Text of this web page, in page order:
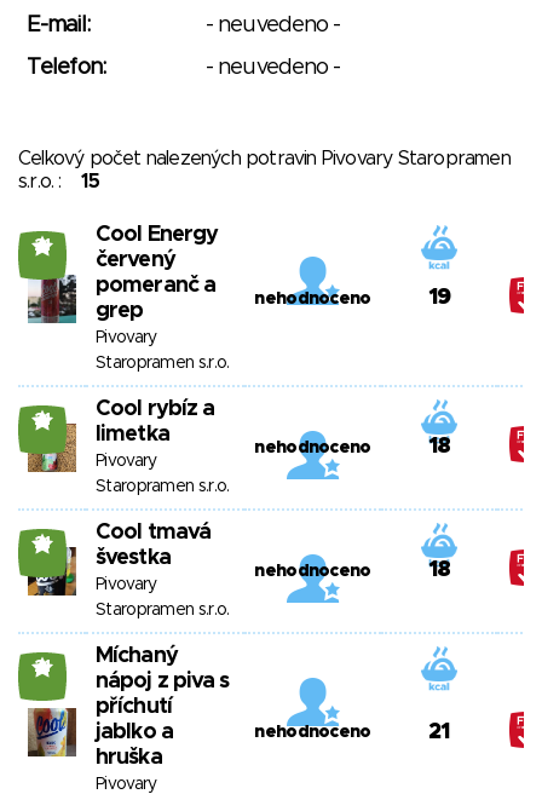
E-mail:
- neuvedeno -
Telefon:
- neuvedeno -
Celkový počet nalezených potravin Pivovary Staropramen
s.r.o. :15
21
Cool Energy
červený
pomeranč a
grep
Pivovary
Staropramen s.r.o.
nehodnoceno 19
21
Cool rybíz a
limetka
Pivovary
Staropramen s.r.o.
nehodnoceno 18
21
Cool tmavá
švestka
Pivovary
Staropramen s.r.o.
nehodnoceno 18
21
Míchaný
nápoj z piva s
příchutí
jablko a
hruška
Pivovary
nehodnoceno 21